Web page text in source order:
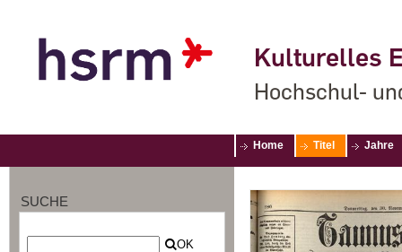
Kulturelles
Hochschul-
Home Titel Jahre
SUCHE
OK